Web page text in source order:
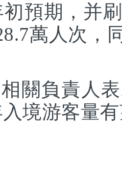
預期，并
萬人次，
關負責人
境游客量